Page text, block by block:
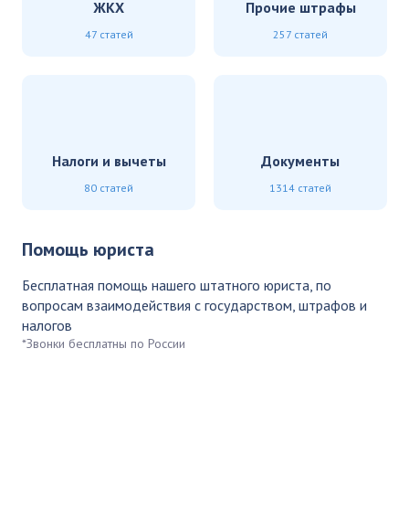
ЖКХ
47 статей
Прочие штрафы
257 статей
Налоги и вычеты
80 статей
Документы
1314 статей
Помощь юриста
Бесплатная помощь нашего штатного юриста, по
вопросам взаимодействия с государством, штрафов и
налогов
*Звонки бесплатны по России